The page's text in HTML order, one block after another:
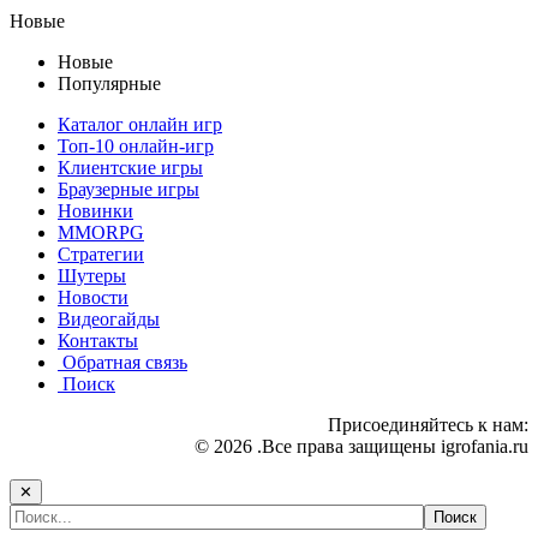
Новые
Новые
Популярные
Каталог онлайн игр
Топ-10 онлайн-игр
Клиентские игры
Браузерные игры
Новинки
MMORPG
Стратегии
Шутеры
Новости
Видеогайды
Контакты
Обратная связь
Поиск
Присоединяйтесь к нам:
© 2026 .Все права защищены igrofania.ru
✕